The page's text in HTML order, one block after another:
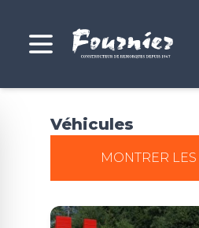
Véhicules
MONTRER LES